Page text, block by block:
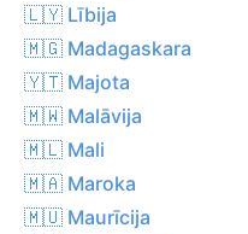
🇱🇾 Lībija
🇲🇬 Madagaskara
🇾🇹 Majota
🇲🇼 Malāvija
🇲🇱 Mali
🇲🇦 Maroka
🇲🇺 Maurīcija